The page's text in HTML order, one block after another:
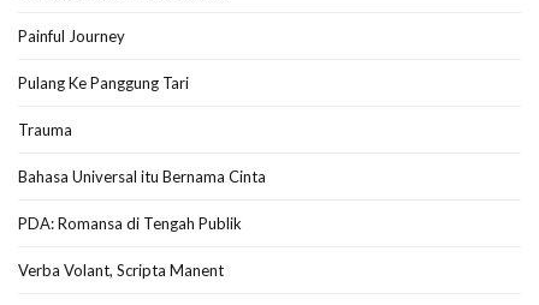
Painful Journey
Pulang Ke Panggung Tari
Trauma
Bahasa Universal itu Bernama Cinta
PDA: Romansa di Tengah Publik
Verba Volant, Scripta Manent